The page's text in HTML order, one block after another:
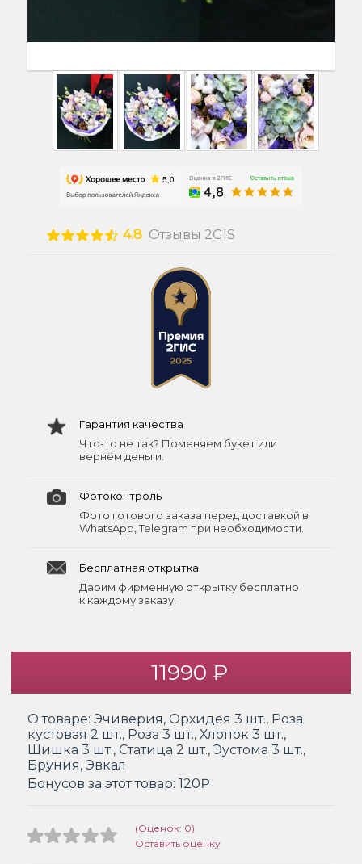
4.8 Отзывы 2GIS
Гарантия качества
Что-то не так? Поменяем букет или
вернём деньги.
Фотоконтроль
Фото готового заказа перед доставкой в
WhatsApp, Telegram при необходимости.
Бесплатная открытка
Дарим фирменную открытку бесплатно
к каждому заказу.
11990 ₽
О товаре: Эчиверия, Орхидея 3 шт., Роза
кустовая 2 шт., Роза 3 шт., Хлопок 3 шт.,
Шишка 3 шт., Статица 2 шт., Эустома 3 шт.,
Бруния, Эвкал
Бонусов за этот товар: 120₽
(Оценок: 0)
Оставить оценку